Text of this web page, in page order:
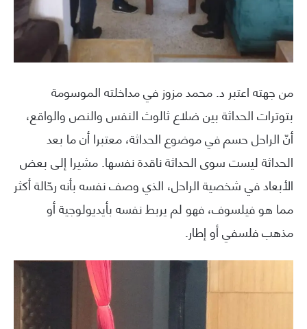
من جهته اعتبر د. محمد مزوز في مداخلته الموسومة
بتوترات الحداثة بين ضلاع ثالوث النفس والنص والواقع،
أنّ الراحل حسم في موضوع الحداثة، معتبرا أن ما بعد
الحداثة ليست سوى الحداثة ناقدة نفسها. مشيرا إلى بعض
الأبعاد في شخصية الراحل، الذي وصف نفسه بأنه رحّالة أكثر
مما هو فيلسوف، فهو لم يربط نفسه بأيديولوجية أو
مذهب فلسفي أو إطار.